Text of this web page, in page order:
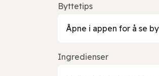
Byttetips
Åpne i appen for å se
Ingredienser